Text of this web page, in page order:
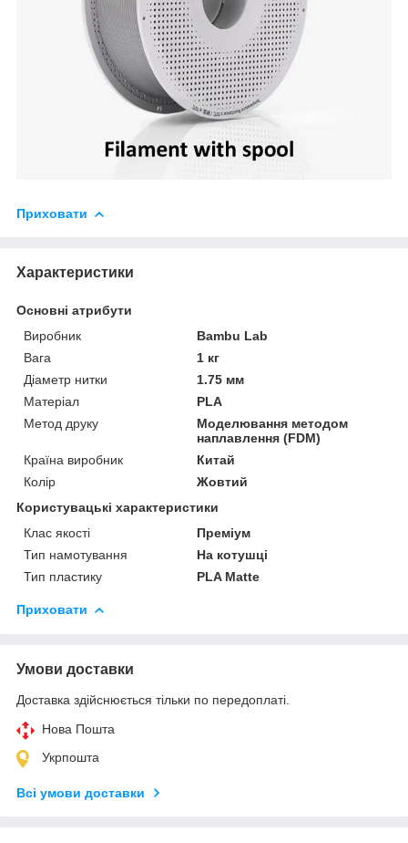
Приховати
Характеристики
Основні атрибути
Виробник
Bambu Lab
Вага
1 кг
Діаметр нитки
1.75 мм
Матеріал
PLA
Метод друку
Моделювання методом
наплавлення (FDM)
Країна виробник
Китай
Колір
Жовтий
Користувацькі характеристики
Клас якості
Преміум
Тип намотування
На котушці
Тип пластику
PLA Matte
Приховати
Умови доставки
Доставка здійснюється тільки по передоплаті.
Нова Пошта
Укрпошта
Всі умови доставки